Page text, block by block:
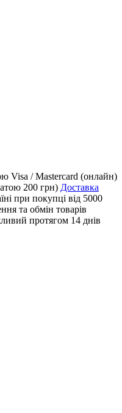
Visa / Mastercard (онлайн)
200 грн) Доставка
при покупці від 5000
та обмін товарів
протягом 14 днів